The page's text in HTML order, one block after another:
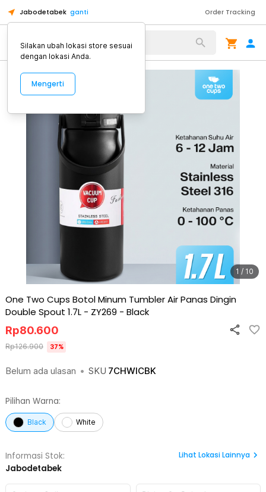
Jabodetabek ganti Order Tracking
Alat Kopi
1 / 10
One Two Cups Botol Minum Tumbler Air Panas Dingin
Double Spout 1.7L - ZY269 - Black
Belum ada ulasan • SKU 7CHWICBK
Rp80.600
Rp126.900 37%
Pilihan Warna:
Black White
Informasi Stok:
Jabodetabek
Lihat Lokasi Lainnya
Silakan ubah lokasi store sesuai
dengan lokasi Anda.
Mengerti